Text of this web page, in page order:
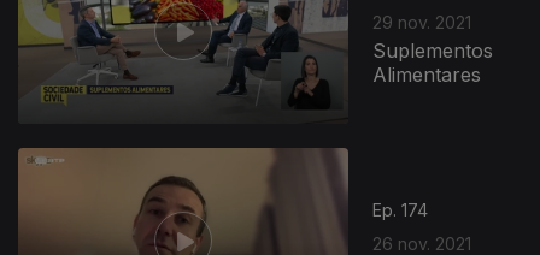
29 nov. 2021
Suplementos
Alimentares
Ep. 174
26 nov. 2021